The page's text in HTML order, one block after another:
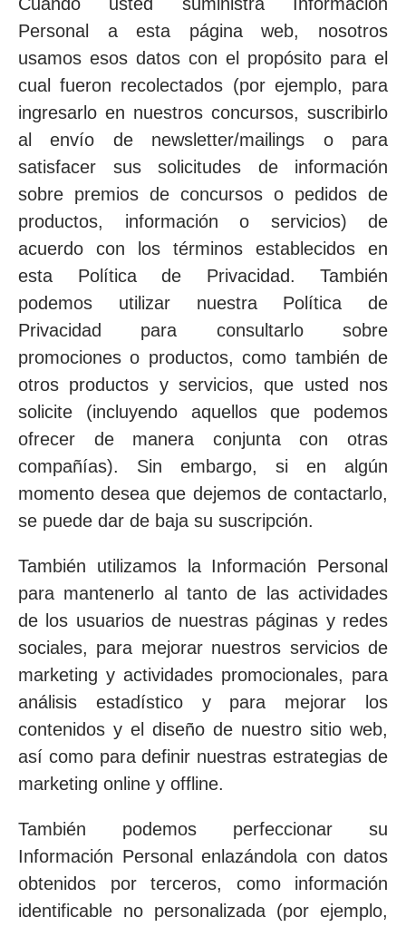
Personal a esta página web, nosotros
usamos esos datos con el propósito para el
cual fueron recolectados (por ejemplo, para
ingresarlo en nuestros concursos, suscribirlo
al envío de newsletter/mailings o para
satisfacer sus solicitudes de información
sobre premios de concursos o pedidos de
productos, información o servicios) de
acuerdo con los términos establecidos en
esta Política de Privacidad. También
podemos utilizar nuestra Política de
Privacidad para consultarlo sobre
promociones o productos, como también de
otros productos y servicios, que usted nos
solicite (incluyendo aquellos que podemos
ofrecer de manera conjunta con otras
compañías). Sin embargo, si en algún
momento desea que dejemos de contactarlo,
se puede dar de baja su suscripción.
También utilizamos la Información Personal
para mantenerlo al tanto de las actividades
de los usuarios de nuestras páginas y redes
sociales, para mejorar nuestros servicios de
marketing y actividades promocionales, para
análisis estadístico y para mejorar los
contenidos y el diseño de nuestro sitio web,
así como para definir nuestras estrategias de
marketing online y offline.
También podemos perfeccionar su
Información Personal enlazándola con datos
obtenidos por terceros, como información
identificable no personalizada (por ejemplo,